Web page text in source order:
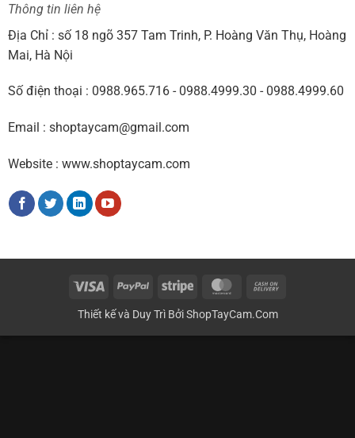
Thông tin liên hệ
Địa Chỉ : số 18 ngõ 357 Tam Trinh, P. Hoàng Văn Thụ, Hoàng
Mai, Hà Nội
Số điện thoại : 0988.965.716 - 0988.4999.30 - 0988.4999.60
Email : shoptaycam@gmail.com
Website : www.shoptaycam.com
Visa PayPal Stripe MasterCard
Thiết kế và Duy Trì BởiShopTayCam.Com